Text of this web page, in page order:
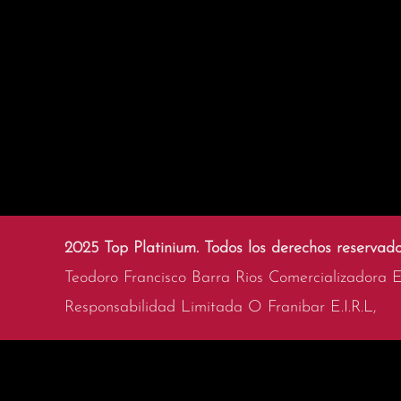
2025 Top Platinium. Todos los derechos
Teodoro Francisco Barra Rios Comercializadora
Responsabilidad Limitada O Franibar E.I.R.L,